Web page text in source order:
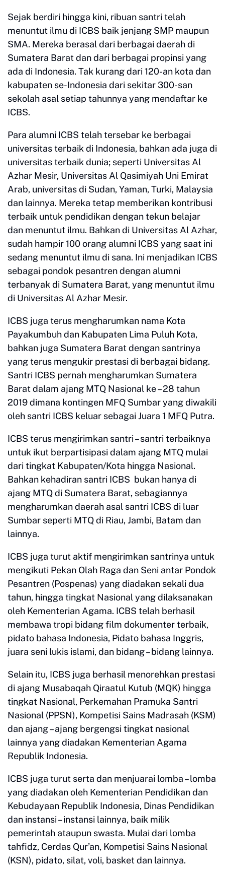
Sejak berdiri hingga kini, ribuan santri telah
menuntut ilmu di ICBS baik jenjang SMP maupun
SMA. Mereka berasal dari berbagai daerah di
Sumatera Barat dan dari berbagai propinsi yang
ada di Indonesia. Tak kurang dari 120-an kota dan
kabupaten se-Indonesia dari sekitar 300-san
sekolah asal setiap tahunnya yang mendaftar ke
ICBS.
Para alumni ICBS telah tersebar ke berbagai
universitas terbaik di Indonesia, bahkan ada juga di
universitas terbaik dunia; seperti Universitas Al
Azhar Mesir, Universitas Al Qasimiyah Uni Emirat
Arab, universitas di Sudan, Yaman, Turki, Malaysia
dan lainnya. Mereka tetap memberikan kontribusi
terbaik untuk pendidikan dengan tekun belajar
dan menuntut ilmu. Bahkan di Universitas Al Azhar,
sudah hampir 100 orang alumni ICBS yang saat ini
sedang menuntut ilmu di sana. Ini menjadikan ICBS
sebagai pondok pesantren dengan alumni
terbanyak di Sumatera Barat, yang menuntut ilmu
di Universitas Al Azhar Mesir.
ICBS juga terus mengharumkan nama Kota
Payakumbuh dan Kabupaten Lima Puluh Kota,
bahkan juga Sumatera Barat dengan santrinya
yang terus mengukir prestasi di berbagai bidang.
Santri ICBS pernah mengharumkan Sumatera
Barat dalam ajang MTQ Nasional ke – 28 tahun
2019 dimana kontingen MFQ Sumbar yang diwakili
oleh santri ICBS keluar sebagai Juara 1 MFQ Putra.
ICBS terus mengirimkan santri – santri terbaiknya
untuk ikut berpartisipasi dalam ajang MTQ mulai
dari tingkat Kabupaten/Kota hingga Nasional.
Bahkan kehadiran santri ICBS bukan hanya di
ajang MTQ di Sumatera Barat, sebagiannya
mengharumkan daerah asal santri ICBS di luar
Sumbar seperti MTQ di Riau, Jambi, Batam dan
lainnya.
ICBS juga turut aktif mengirimkan santrinya untuk
mengikuti Pekan Olah Raga dan Seni antar Pondok
Pesantren (Pospenas) yang diadakan sekali dua
tahun, hingga tingkat Nasional yang dilaksanakan
oleh Kementerian Agama. ICBS telah berhasil
membawa tropi bidang film dokumenter terbaik,
pidato bahasa Indonesia, Pidato bahasa Inggris,
juara seni lukis islami, dan bidang – bidang lainnya.
Selain itu, ICBS juga berhasil menorehkan prestasi
di ajang Musabaqah Qiraatul Kutub (MQK) hingga
tingkat Nasional, Perkemahan Pramuka Santri
Nasional (PPSN), Kompetisi Sains Madrasah (KSM)
dan ajang – ajang bergengsi tingkat nasional
lainnya yang diadakan Kementerian Agama
Republik Indonesia.
ICBS juga turut serta dan menjuarai lomba – lomba
yang diadakan oleh Kementerian Pendidikan dan
Kebudayaan Republik Indonesia, Dinas Pendidikan
dan instansi – instansi lainnya, baik milik
pemerintah ataupun swasta. Mulai dari lomba
tahfidz, Cerdas Qur’an, Kompetisi Sains Nasional
(KSN), pidato, silat, voli, basket dan lainnya.